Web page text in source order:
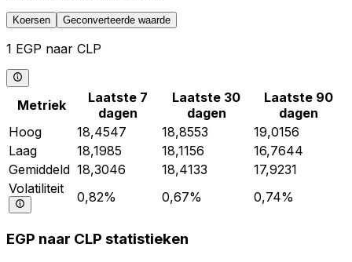
Koersen Geconverteerde waarde
1 EGP naar CLP
Metriek
Laatste 7
dagen
Laatste 30
dagen
Laatste 90
dagen
Hoog
18,4547 18,8553
19,0156
Laag
18,1985 18,1156
16,7644
Gemiddeld 18,3046 18,4133
17,9231
Volatiliteit
0,82% 0,67% 0,74%
EGP naar CLP statistieken